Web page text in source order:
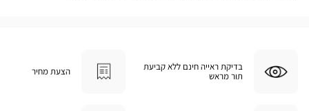
בדיקת ראייה חינם ללא קביעת
תור מראש
הצעת מחיר